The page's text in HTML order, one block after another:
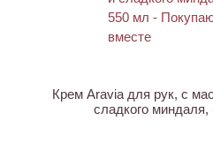
Крем Aravia для рук, с
сладкого миндаля,